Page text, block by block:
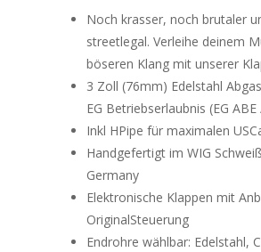
Noch krasser, noch brutaler
streetlegal. Verleihe deinem
böseren Klang mit unserer
3 Zoll (76mm) Edelstahl
EG Betriebserlaubnis (EG
Inkl HPipe für maximalen
Handgefertigt im WIG
Germany
Elektronische Klappen mit
OriginalSteuerung
Endrohre wählbar: Edelstahl,